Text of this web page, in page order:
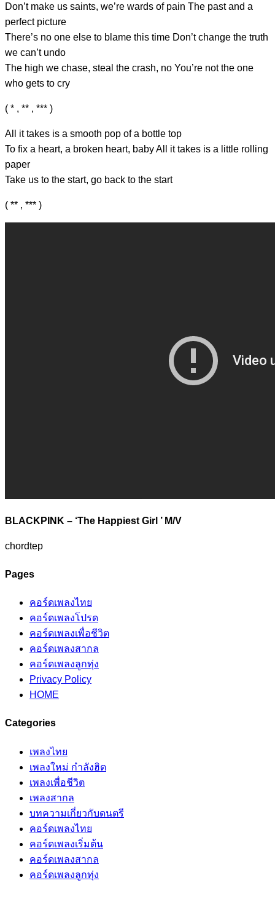
Don’t make us saints, we’re wards of pain The past and a
perfect picture
There’s no one e lse to blame this time Don’t change the truth
we can’t undo
The high we chase, steal the crash, no You’re not the one
who gets to cry
( * , ** , *** )
All it takes is a smooth pop of a bottle top
To fix a heart, a broken heart, babyAll it takes is a little rolling
paper
Take us to the start, go back to the start
( ** , *** )
BLACKPINK – ‘The Happiest Girl ’ M/V
chordtep
Pages
คอร์ดเพลงไทย
คอร์ดเพลงโปรด
คอร์ดเพลงเพื่อชีวิต
คอร์ดเพลงสากล
คอร์ดเพลงลูกทุ่ง
Privacy Policy
HOME
Categories
เพลงไทย
เพลงใหม่ กำลังฮิต
เพลงเพื่อชีวิต
เพลงสากล
บทความเกี่ยวกับดนตรี
คอร์ดเพลงไทย
คอร์ดเพลงเริ่มต้น
คอร์ดเพลงสากล
คอร์ดเพลงลูกทุ่ง